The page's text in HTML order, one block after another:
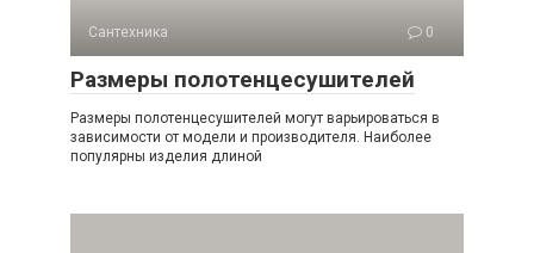
Сантехника 0
Размеры полотенцесушителей
Размеры полотенцесушителей могут варьироваться в
зависимости от модели и производителя. Наиболее
популярны изделия длиной